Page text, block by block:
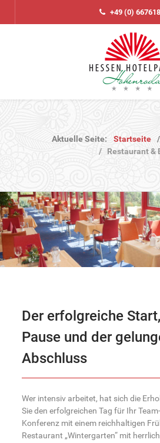
+49 (0)
Aktuelle Seite: Startseite
Restaurant &
Der erfolgreiche
Pause und der
Abschluss
Wer intensiv arbeitet, hat sich die
Sie den erfolgreichen Tag für Ihr
Konferenz mit einem reichhaltigen
Restaurant „Wintergarten“ mit